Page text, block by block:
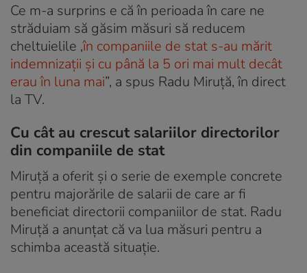
Ce m-a surprins e că în perioada în care ne
străduiam să găsim măsuri să reducem
cheltuielile ,în companiile de stat s-au mărit
indemnizații și cu până la 5 ori mai mult decât
erau în luna mai”, a spus Radu Miruță, în direct
la TV.
Cu cât au crescut salariilor directorilor
din companiile de stat
Miruță a oferit și o serie de exemple concrete
pentru majorările de salarii de care ar fi
beneficiat directorii companiilor de stat. Radu
Miruță a anunțat că va lua măsuri pentru a
schimba această situație.